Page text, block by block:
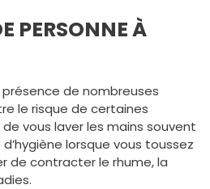
PERSONNE À
de nombreuses
le risque de certaines
de vous laver les mains souvent
lorsque vous toussez
de contracter le rhume, la